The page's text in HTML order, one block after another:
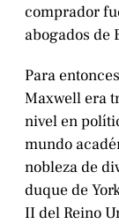
comprador
abogados de
Para
Maxwell era
nivel en
mundo
nobleza de
duque de
II del Reino